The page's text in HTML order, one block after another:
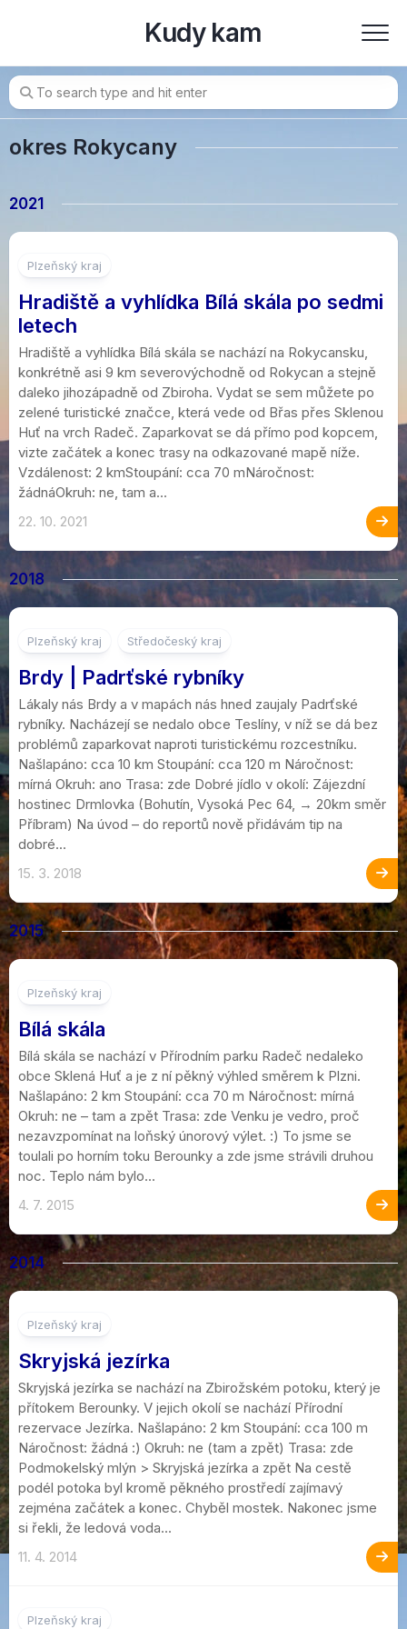
Kudy kam
okres Rokycany
2021
Plzeňský kraj
Hradiště a vyhlídka Bílá skála po sedmi
letech
Hradiště a vyhlídka Bílá skála se nachází na Rokycansku,
konkrétně asi 9 km severovýchodně od Rokycan a stejně
daleko jihozápadně od Zbiroha. Vydat se sem můžete po
zelené turistické značce, která vede od Břas přes Sklenou
Huť na vrch Radeč. Zaparkovat se dá přímo pod kopcem,
vizte začátek a konec trasy na odkazované mapě níže.
Vzdálenost: 2 kmStoupání: cca 70 mNáročnost:
žádnáOkruh: ne, tam a...
22. 10. 2021
2018
Plzeňský kraj Středočeský kraj
Brdy | Padrťské rybníky
Lákaly nás Brdy a v mapách nás hned zaujaly Padrťské
rybníky. Nacházejí se nedalo obce Teslíny, v níž se dá bez
problémů zaparkovat naproti turistickému rozcestníku.
Našlapáno: cca 10 km Stoupání: cca 120 m Náročnost:
mírná Okruh: ano Trasa: zde Dobré jídlo v okolí: Zájezdní
hostinec Drmlovka (Bohutín, Vysoká Pec 64, → 20km směr
Příbram) Na úvod – do reportů nově přidávám tip na
dobré...
15. 3. 2018
2015
Plzeňský kraj
Bílá skála
Bílá skála se nachází v Přírodním parku Radeč nedaleko
obce Sklená Huť a je z ní pěkný výhled směrem k Plzni.
Našlapáno: 2 km Stoupání: cca 70 m Náročnost: mírná
Okruh: ne – tam a zpět Trasa: zde Venku je vedro, proč
nezavzpomínat na loňský únorový výlet. :) To jsme se
toulali po horním toku Berounky a zde jsme strávili druhou
noc. Teplo nám bylo...
4. 7. 2015
2014
Plzeňský kraj
Skryjská jezírka
Skryjská jezírka se nachází na Zbirožském potoku, který je
přítokem Berounky. V jejich okolí se nachází Přírodní
rezervace Jezírka. Našlapáno: 2 km Stoupání: cca 100 m
Náročnost: žádná :) Okruh: ne (tam a zpět) Trasa: zde
Podmokelský mlýn > Skryjská jezírka a zpět Na cestě
podél potoka byl kromě pěkného prostředí zajímavý
zejména začátek a konec. Chyběl mostek. Nakonec jsme
si řekli, že ledová voda...
11. 4. 2014
Plzeňský kraj